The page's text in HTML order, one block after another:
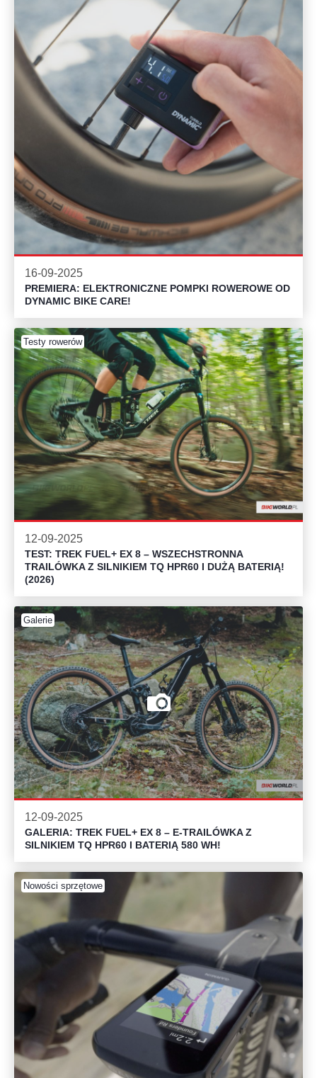
16-09-2025
PREMIERA: ELEKTRONICZNE POMPKI ROWEROWE OD
DYNAMIC BIKE CARE!
Testy rowerów
12-09-2025
TEST: TREK FUEL+ EX 8 – WSZECHSTRONNA
TRAILÓWKA Z SILNIKIEM TQ HPR60 I DUŻĄ BATERIĄ!
(2026)
Galerie
12-09-2025
GALERIA: TREK FUEL+ EX 8 – E-TRAILÓWKA Z
SILNIKIEM TQ HPR60 I BATERIĄ 580 WH!
Nowości sprzętowe